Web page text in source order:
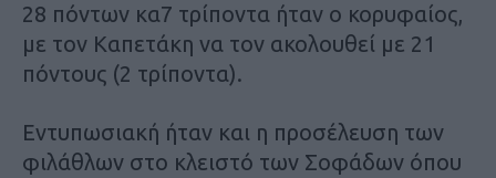
28 πόντων κα7 τρίποντα ήταν ο κορυφαίος,
με τον Καπετάκη να τον ακολουθεί με 21
πόντους (2 τρίποντα).
Εντυπωσιακή ήταν και η προσέλευση των
φιλάθλων στο κλειστό των Σοφάδων όπου